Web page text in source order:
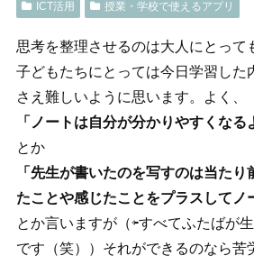
ICT活用 授業・学校で使えるアプリ
思考を整理させるのは大人にとって
子どもたちにとっては今日学習した
さえ難しいように思います。よく、
「ノートは自分が分かりやすくなる
とか
「先生が書いたのを写すのは当た
たことや感じたことをプラスしてノ
とか言いますが（⇦すべてふたばが
です（笑））それができるのなら苦